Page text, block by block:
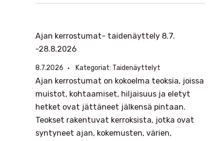
Ajan kerrostumat- taidenäyttely 8.7.
-28.8.2026
8.7.2026 Kategoriat: Taidenäyttelyt
Ajan kerrostumat on kokoelma teoksia, joissa
muistot, kohtaamiset, hiljaisuus ja eletyt
hetket ovat jättäneet jälkensä pintaan.
Teokset rakentuvat kerroksista, jotka ovat
syntyneet ajan, kokemusten, värien,